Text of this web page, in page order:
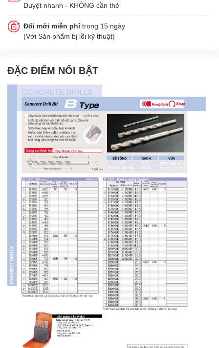
Duyệt nhanh - KHÔNG cần thẻ
Đổi mới miễn phítrong 15 ngày
(Với Sản phẩm bị lỗi kỹ thuật)
ĐẶC ĐIỂM NỔI BẬT